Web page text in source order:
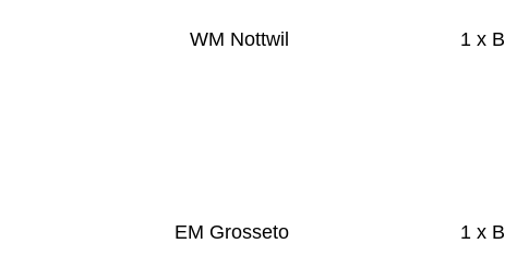
WM Nottwil 1 x
EM Grosseto 1 x